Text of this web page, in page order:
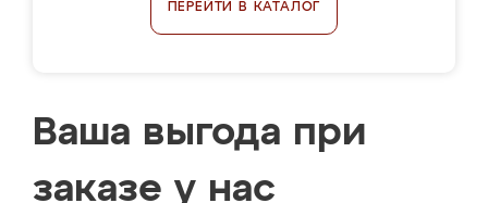
ПЕРЕЙТИ В КАТАЛОГ
Ваша выгода при
заказе у нас